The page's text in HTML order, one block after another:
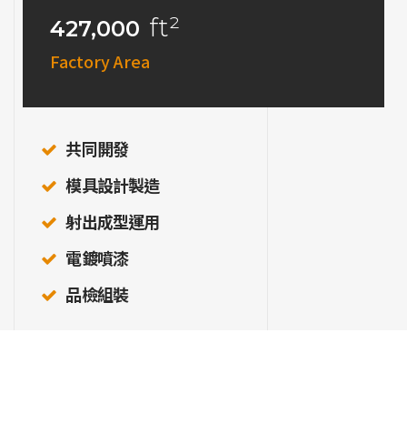
427,000 ft²
Factory Area
共同開發
模具設計製造
射出成型運用
電鍍噴漆
品檢組裝